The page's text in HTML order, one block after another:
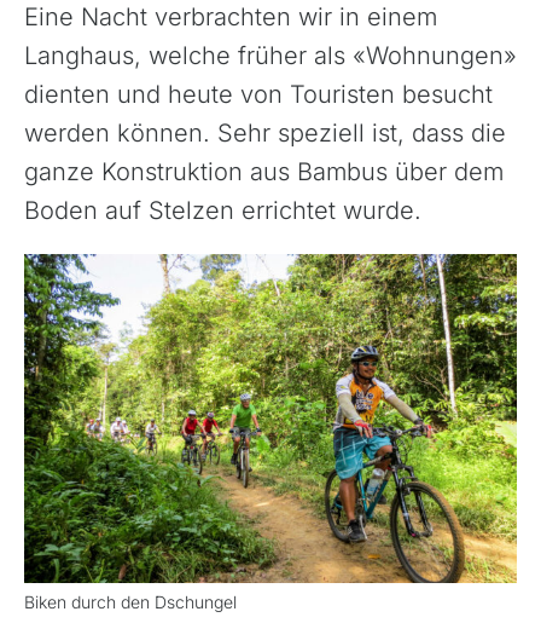
Eine Nacht verbrachten wir in einem
Langhaus, welche früher als «Wohnungen»
dienten und heute von Touristen besucht
werden können. Sehr speziell ist, dass die
ganze Konstruktion aus Bambus über dem
Boden auf Stelzen errichtet wurde.
Biken durch den Dschungel